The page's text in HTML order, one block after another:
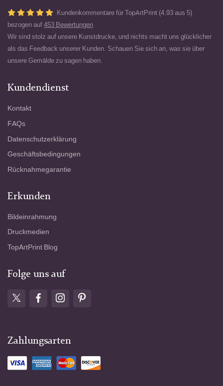
Kundenkommentare für TopArtPrint (4.93 aus 5)
bezogen auf 453 Bewertungen
Wir sind stolz auf unsere Kunstdrucke, und nichts macht uns glücklicher
als das Feedback unserer Kunden. Schauen Sie sich an, was sie über
unsere Gemälde zu sagen haben.
Kundendienst
Kontakt
FAQs
Datenschutzerklärung
Geschäftsbedingungen
Rücknahmegarantie
Erkunden
Bildeinrahmung
Druckmedien
TopArtPrint Blog
Folge uns auf
Zahlungsarten